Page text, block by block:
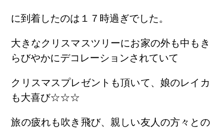
に到着したのは１７時過ぎでした。
大きなクリスマスツリーにお家の外も中もき
らびやかにデコレーションされていて
クリスマスプレゼントも頂いて、娘のレイカ
も大喜び☆☆☆
旅の疲れも吹き飛び、親しい友人の方々との